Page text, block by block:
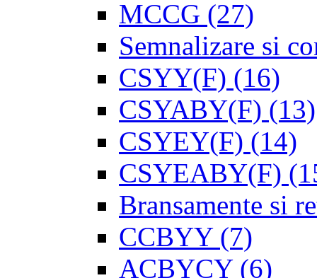
MCCG (27)
Semnalizare si
CSYY(F) (16)
CSYABY(F) (13)
CSYEY(F) (14)
CSYEABY(F)
Bransamente si
CCBYY(7)
ACBYCY(6)